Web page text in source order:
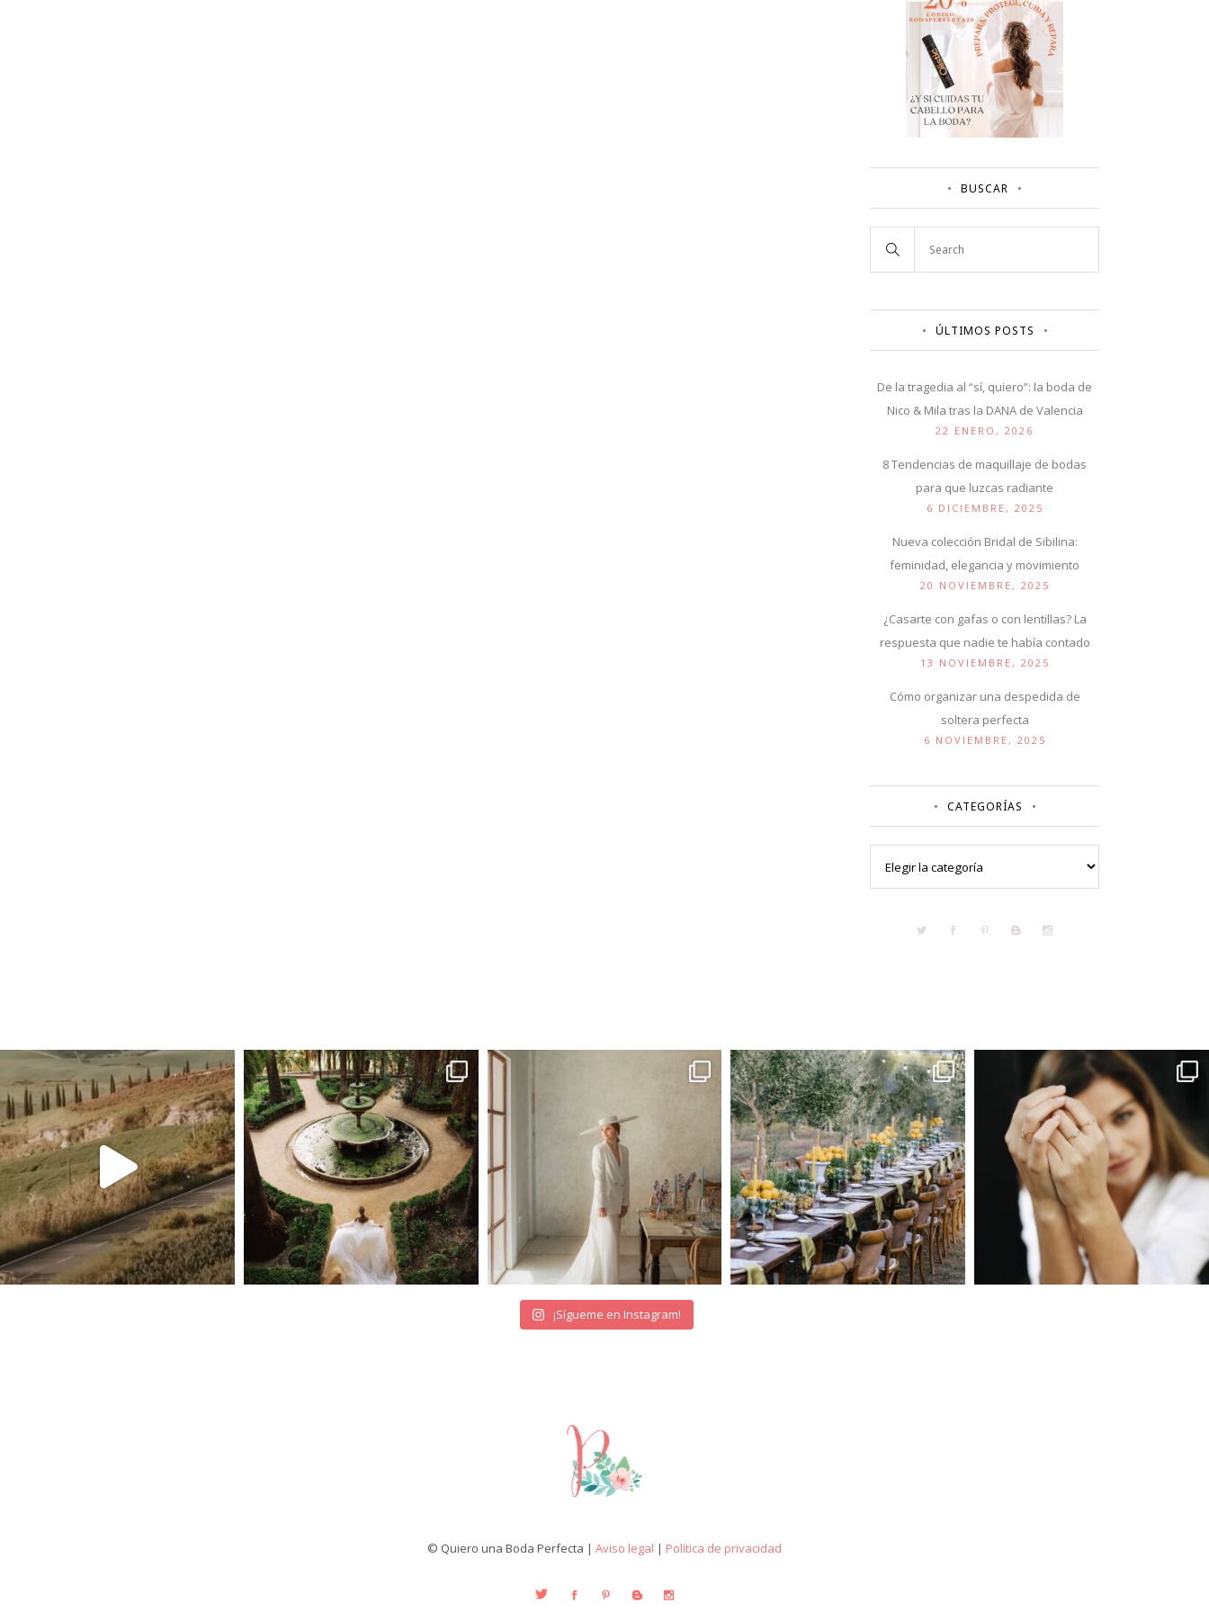
BUSCAR
ÚLTIMOS POSTS
De la tragedia al “sí, quiero”: la boda de
Nico & Mila tras la DANA de Valencia
22 ENERO, 2026
8 Tendencias de maquillaje de bodas
para que luzcas radiante
6 DICIEMBRE, 2025
Nueva colección Bridal de Sibilina:
feminidad, elegancia y movimiento
20 NOVIEMBRE, 2025
¿Casarte con gafas o con lentillas? La
respuesta que nadie te había contado
13 NOVIEMBRE, 2025
Cómo organizar una despedida de
soltera perfecta
6 NOVIEMBRE, 2025
CATEGORÍAS
¡Sígueme en Instagram!
© Quiero una Boda Perfecta | Aviso legal | Política de privacidad